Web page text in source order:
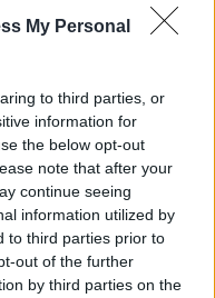
My Personal
to third parties, or
information for
the below opt-out
note that after your
continue seeing
information utilized by
to third parties prior to
out of the further
by third parties on the
a
Mavropanos invita la
“Con i nostri tifosi